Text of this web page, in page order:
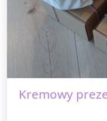
Kremowy